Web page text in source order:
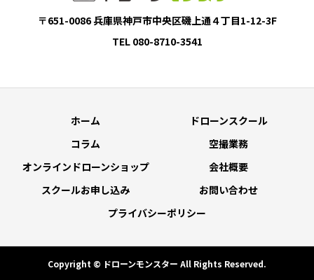
〒651-0086 兵庫県神戸市中央区磯上通４丁目1-12-3F
TEL 080-8710-3541
ホーム
ドローンスクール
コラム
空撮業務
オンラインドローンショップ
会社概要
スクールお申し込み
お問い合わせ
プライバシーポリシー
Copyright © ドローンモンスター All Rights Reserved.